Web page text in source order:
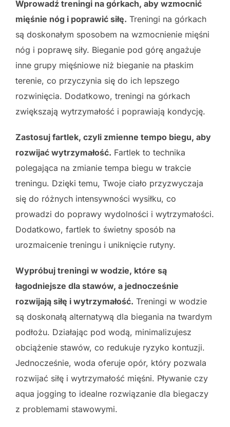
Wprowadź treningi na górkach, aby wzmocnić
mięśnie nóg i poprawić siłę. Treningi na górkach
są doskonałym sposobem na wzmocnienie mięśni
nóg i poprawę siły. Bieganie pod górę angażuje
inne grupy mięśniowe niż bieganie na płaskim
terenie, co przyczynia się do ich lepszego
rozwinięcia. Dodatkowo, treningi na górkach
zwiększają wytrzymałość i poprawiają kondycję.
Zastosuj fartlek, czyli zmienne tempo biegu, aby
rozwijać wytrzymałość. Fartlek to technika
polegająca na zmianie tempa biegu w trakcie
treningu. Dzięki temu, Twoje ciało przyzwyczaja
się do różnych intensywności wysiłku, co
prowadzi do poprawy wydolności i wytrzymałości.
Dodatkowo, fartlek to świetny sposób na
urozmaicenie treningu i uniknięcie rutyny.
Wypróbuj treningi w wodzie, które są
łagodniejsze dla stawów, a jednocześnie
rozwijają siłę i wytrzymałość. Treningi w wodzie
są doskonałą alternatywą dla biegania na twardym
podłożu. Działając pod wodą, minimalizujesz
obciążenie stawów, co redukuje ryzyko kontuzji.
Jednocześnie, woda oferuje opór, który pozwala
rozwijać siłę i wytrzymałość mięśni. Pływanie czy
aqua jogging to idealne rozwiązanie dla biegaczy
z problemami stawowymi.